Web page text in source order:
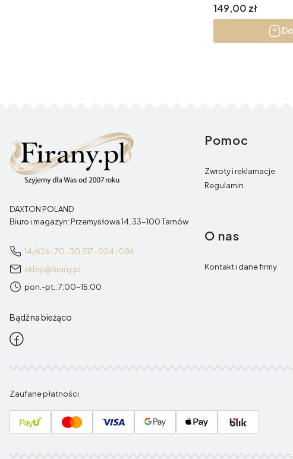
Cena
149,00 zł
DAXTON POLAND
Biuro i magazyn: Przemysłowa 14, 33-100 Tarnów
14/626-70-30, 517-504-086
sklep@firany.pl
pon.-pt.: 7:00-15:00
Bądź na bieżąco
Linki w stopce
Pomoc
Zwroty i reklamacje
Regulamin
O nas
Kontakt i dane firmy
Zaufane płatności